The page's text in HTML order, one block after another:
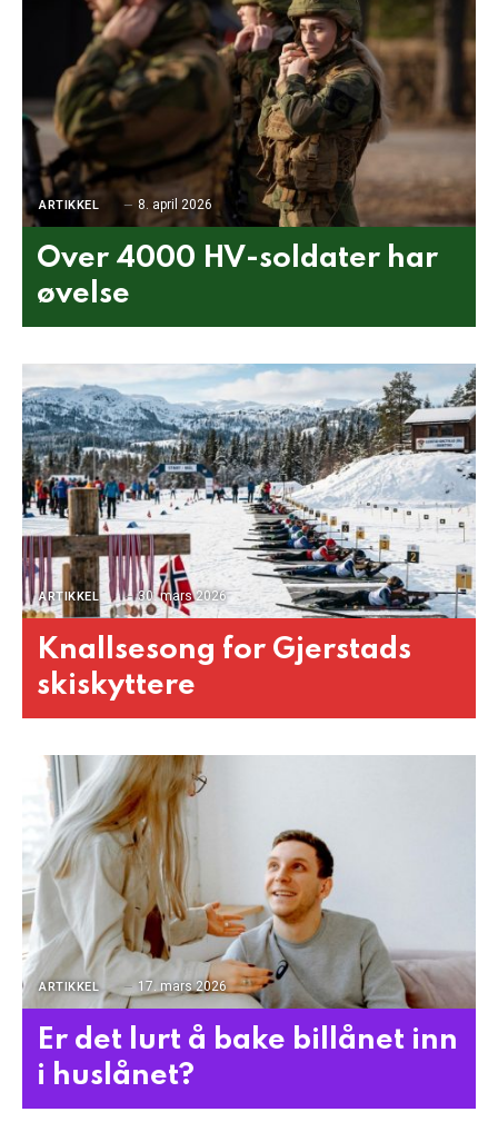
ARTIKKEL 8. april 2026
Over 4000 HV-soldater har
øvelse
ARTIKKEL 30. mars 2026
Knallsesong for Gjerstads
skiskyttere
ARTIKKEL 17. mars 2026
Er det lurt å bake billånet inn
i huslånet?